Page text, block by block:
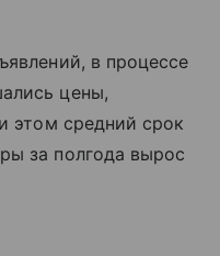
в процессе
цены,
этом средний срок
за полгода вырос